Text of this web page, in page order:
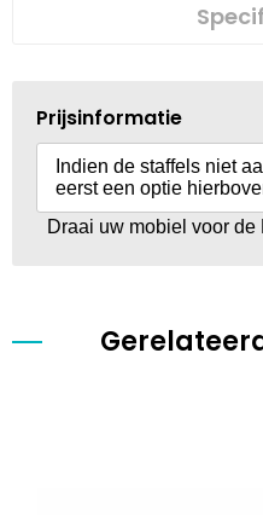
Prijsinformatie
Indien de staffels niet
eerst een optie
Draai uw mobiel voor de